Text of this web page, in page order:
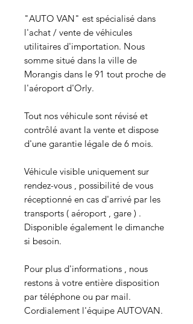
"AUTO VAN" est spécialisé dans
l'achat / vente de véhicules
utilitaires d'importation. Nous
somme situé dans la ville de
Morangis dans le 91 tout proche de
l'aéroport d'Orly.
Tout nos véhicule sont révisé et
contrôlé avant la vente et dispose
d'une garantie légale de 6 mois.
Véhicule visible uniquement sur
rendez-vous , possibilité de vous
réceptionné en cas d'arrivé par les
transports ( aéroport , gare ) .
Disponible également le dimanche
si besoin.
Pour plus d'informations , nous
restons à votre entière disposition
par téléphone ou par mail.
Cordialement l'équipe AUTOVAN.